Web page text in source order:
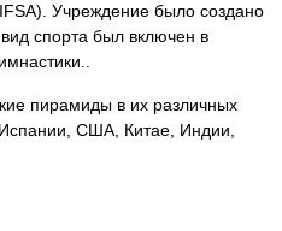
Учреждение было создано
спорта был включен в
пирамиды в их различных
США, Китае, Индии,